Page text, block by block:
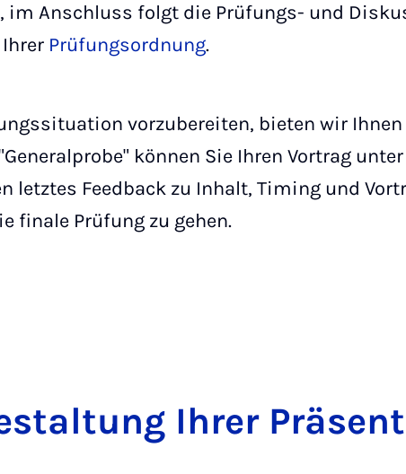
im Anschluss folgt die Prüfungs- und
Prüfungsordnung.
vorzubereiten, bieten wir
können Sie Ihren Vortrag
letztes Feedback zu Inhalt, Timing und
finale Prüfung zu gehen.
Ih­rer